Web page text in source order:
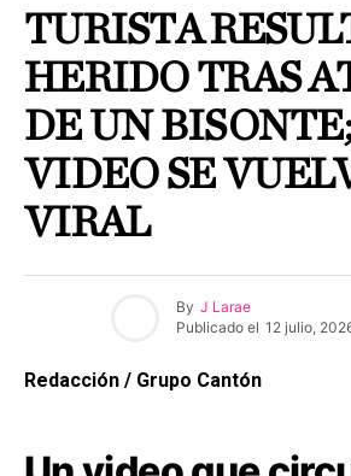
TURISTA
HERIDO TRAS
DE UN
VIDEO SE
VIRAL
By J Larae
Publicado el 12 julio,
Redacción / Grupo Cantón